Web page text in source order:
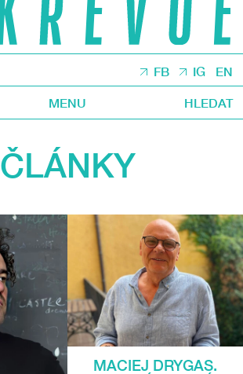
FB IG EN
MENU HLEDAT
ČLÁNKY
MACIEJ DRYGAS.